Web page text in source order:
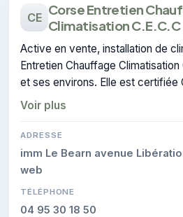
CE Corse Entretien
Climatisation C.E.C.C
Active en vente, installation de
Entretien Chauffage
et ses environs. Elle est certifiée
conformité sur les interventions
Voir plus
ADRESSE
imm Le Bearn avenue
web
TÉLÉPHONE
04 95 30 18 50